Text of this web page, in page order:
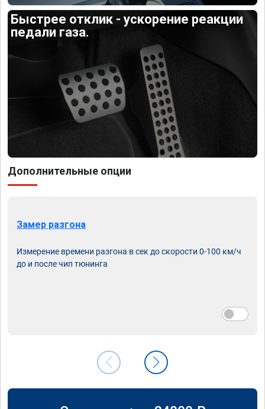
Быстрее отклик - ускорение реакции
педали газа.
Дополнительные опции
Замер разгона
Измерение времени разгона в сек до скорости 0-100 км/ч
до и после чип тюнинга